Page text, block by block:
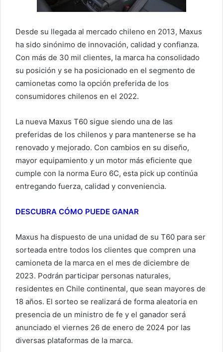
Desde su llegada al mercado chileno en 2013, Maxus
ha sido sinónimo de innovación, calidad y confianza.
Con más de 30 mil clientes, la marca ha consolidado
su posición y se ha posicionado en el segmento de
camionetas como la opción preferida de los
consumidores chilenos en el 2022.
La nueva Maxus T60 sigue siendo una de las
preferidas de los chilenos y para mantenerse se ha
renovado y mejorado. Con cambios en su diseño,
mayor equipamiento y un motor más eficiente que
cumple con la norma Euro 6C, esta pick up continúa
entregando fuerza, calidad y conveniencia.
DESCUBRA CÓMO PUEDE GANAR
Maxus ha dispuesto de una unidad de su T60 para ser
sorteada entre todos los clientes que compren una
camioneta de la marca en el mes de diciembre de
2023. Podrán participar personas naturales,
residentes en Chile continental, que sean mayores de
18 años. El sorteo se realizará de forma aleatoria en
presencia de un ministro de fe y el ganador será
anunciado el viernes 26 de enero de 2024 por las
diversas plataformas de la marca.